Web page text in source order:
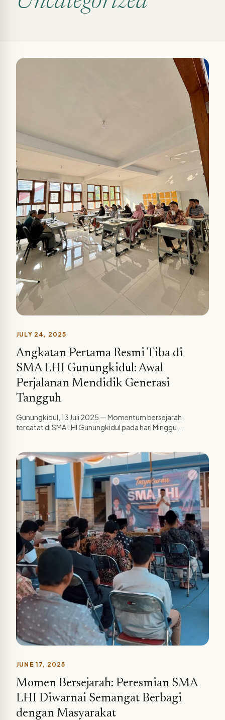
JULY 24, 2025
Angkatan Pertama Resmi Tiba di
SMA LHI Gunungkidul: Awal
Perjalanan Mendidik Generasi
Tangguh
Gunungkidul, 13 Juli 2025 — Momentum bersejarah
tercatat di SMA LHI Gunungkidul pada hari Minggu,...
JUNE 17, 2025
Momen Bersejarah: Peresmian SMA
LHI Diwarnai Semangat Berbagi
dengan Masyarakat